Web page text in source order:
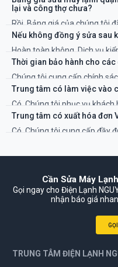
lại và công thợ chưa?
Rồi. Bảng giá của chúng tôi
nếu có) và công của kỹ
Nếu không đồng ý sửa sau
Hoàn toàn không. Dịch vụ
KIM là miễn phí 100%. Bạn
án và chi phí sửa chữa.
Thời gian bảo hành cho
Chúng tôi cung cấp chính
TP.HCMrõ ràng, từ 3 đến
chữa và linh kiện thay thế.
phiếu bảo hành.
Trung tâm có làm việc vào
Có. Chúng tôi phục vụ
ngày trong tuần, kể cả Thứ
ứng nhu cầu cấp thiết của bạn.
Trung tâm có xuất hóa đơn
Có. Chúng tôi cung cấp đầy
Cần Sửa Máy
Gọi ngay cho Điện Lạnh
nhận báo giá
TRUNG TÂM ĐIỆN LẠNH